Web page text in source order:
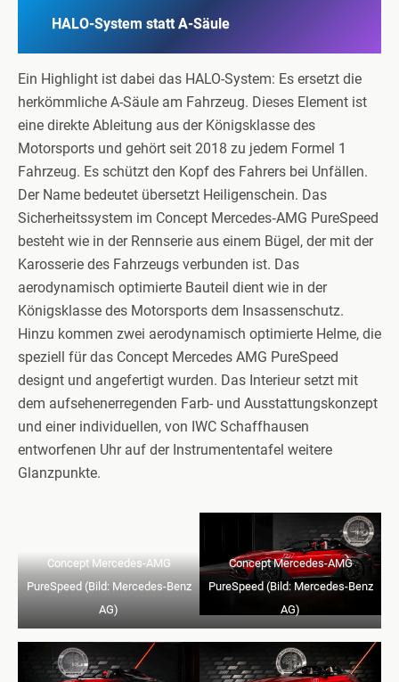
HALO-System statt A-Säule
Ein Highlight ist dabei das HALO-System: Es ersetzt die
herkömmliche A-Säule am Fahrzeug. Dieses Element ist
eine direkte Ableitung aus der Königsklasse des
Motorsports und gehört seit 2018 zu jedem Formel 1
Fahrzeug. Es schützt den Kopf des Fahrers bei Unfällen.
Der Name bedeutet übersetzt Heiligenschein. Das
Sicherheitssystem im Concept Mercedes‑AMG PureSpeed
besteht wie in der Rennserie aus einem Bügel, der mit der
Karosserie des Fahrzeugs verbunden ist. Das
aerodynamisch optimierte Bauteil dient wie in der
Königsklasse des Motorsports dem Insassenschutz.
Hinzu kommen zwei aerodynamisch optimierte Helme, die
speziell für das Concept Mercedes AMG PureSpeed
designt und angefertigt wurden. Das Interieur setzt mit
dem aufsehenerregenden Farb- und Ausstattungskonzept
und einer individuellen, von IWC Schaffhausen
entworfenen Uhr auf der Instrumententafel weitere
Glanzpunkte.
Concept Mercedes-AMG
PureSpeed (Bild: Mercedes-Benz
AG)
Concept Mercedes-AMG
PureSpeed (Bild: Mercedes-Benz
AG)